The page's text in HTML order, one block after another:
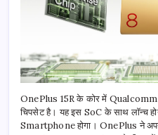
OnePlus 15R के कोर में
चिपसेट है। यह इस SoC के साथ लॉन्च
Smartphone होगा। OnePlus ने